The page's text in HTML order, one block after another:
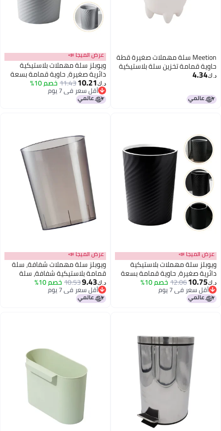
Meetion سلة مهملات صغيرة قطة
حاوية قمامة تخزين سلة بلاستيكية
مصغرة بدون غطاء للاستخدام
د.ك‏4.34
عرض الميجا 📣
ويوبلز سلة مهملات بلاستيكية
دائرية صغيرة، حاوية قمامة بسعة
12 لترًا/ 3.1 جالون (رمادي)
د.ك‏10.21
11.43خصم 10%
أقل سعر في 7 يوم
أقل سعر في 7 يوم
عرض الميجا 📣
ويوبلز سلة مهملات بلاستيكية
دائرية صغيرة، حاوية قمامة بسعة
12 لترًا / 3.1 جالون (أسود)
د.ك‏10.75
12.06خصم 10%
أقل سعر في 7 يوم
أقل سعر في 7 يوم
عرض الميجا 📣
ويوبلز سلة مهملات شفافة، سلة
قمامة بلاستيكية شفافة، سلة
مهملات دائرية، سلة إعادة تدوير،
حاوية نفايات للمنزل والمطبخ
والحمام والمكتب، دلو رمادي
د.ك‏9.43
10.53خصم 10%
أقل سعر في 7 يوم
أقل سعر في 7 يوم